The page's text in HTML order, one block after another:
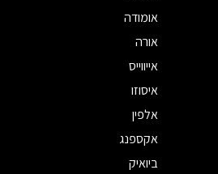
אומודה
אורה
אייווייס
איסוזו
אלפין
אקספנג
ביואיק